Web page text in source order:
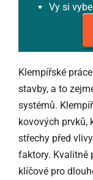
Vy si
Klempířské
stavby, a to
systémů.
kovových prvků,
střechy před
faktory. Kvalitně
klíčové pro